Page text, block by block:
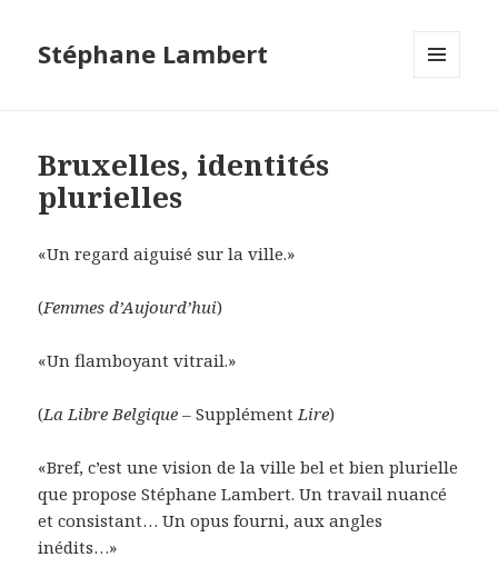
Stéphane Lambert
Bruxelles, identités
plurielles
«Un regard aiguisé sur la ville.»
(Femmes d’Aujourd’hui)
«Un flamboyant vitrail.»
(La Libre Belgique – SupplémentLire)
«Bref, c’est une vision de la ville bel et bien plurielle
que propose Stéphane Lambert. Un travail nuancé
et consistant… Un opus fourni, aux angles
inédits…»